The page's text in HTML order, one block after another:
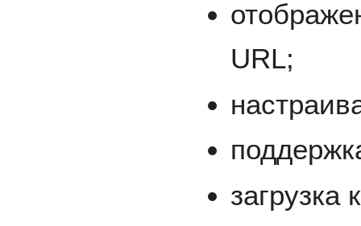
URL;
загрузка